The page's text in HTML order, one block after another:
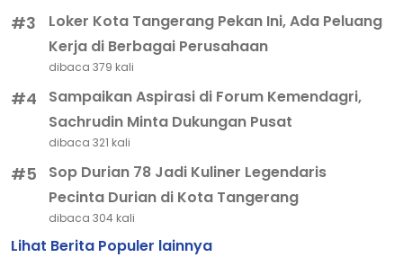
#3
Loker Kota Tangerang Pekan Ini, Ada Peluang
Kerja di Berbagai Perusahaan
dibaca 379 kali
#4
Sampaikan Aspirasi di Forum Kemendagri,
Sachrudin Minta Dukungan Pusat
dibaca 321 kali
#5
Sop Durian 78 Jadi Kuliner Legendaris
Pecinta Durian di Kota Tangerang
dibaca 304 kali
Lihat Berita Populer lainnya